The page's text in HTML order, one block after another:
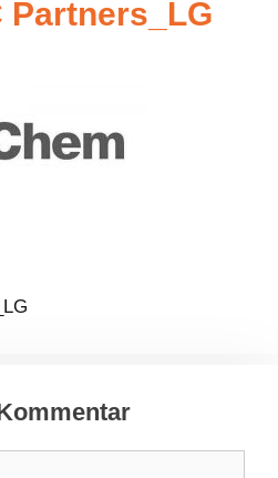
Partners_LG